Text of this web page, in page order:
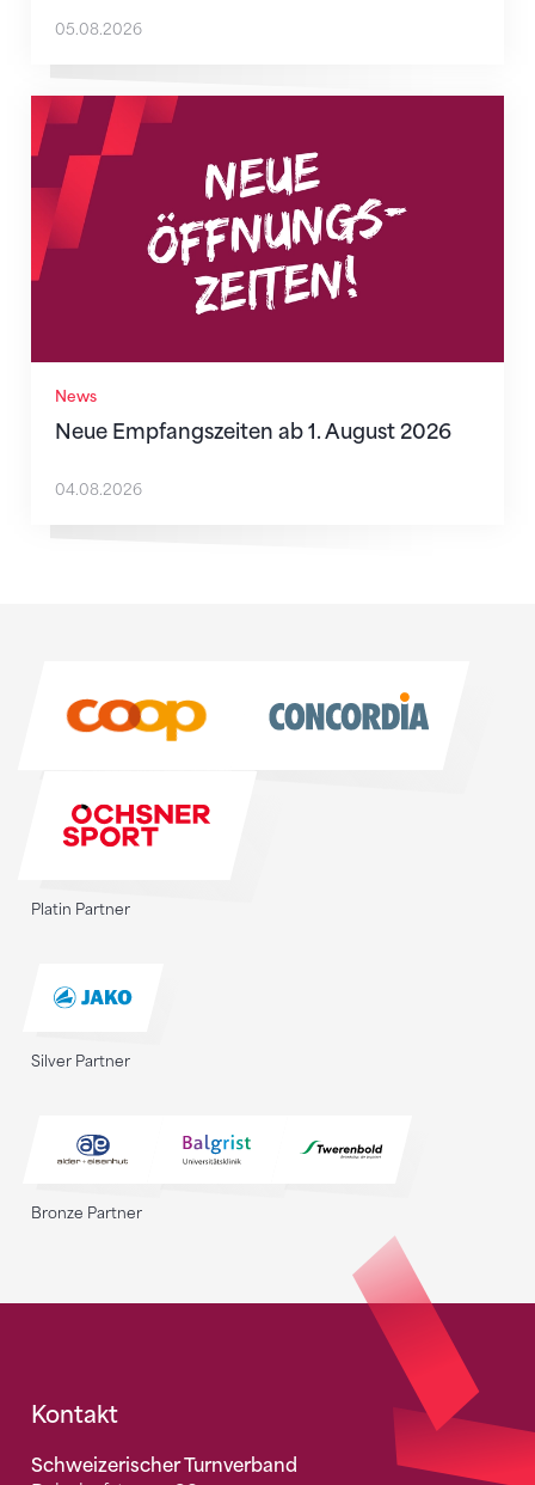
05.08.2026
News
Neue Empfangszeiten ab 1. August 2026
Neue Empfangszeiten ab 1. August 2026
04.08.2026
Platin Partner
Silver Partner
Bronze Partner
Fusszeile
Kontakt
Schweizerischer Turnverband